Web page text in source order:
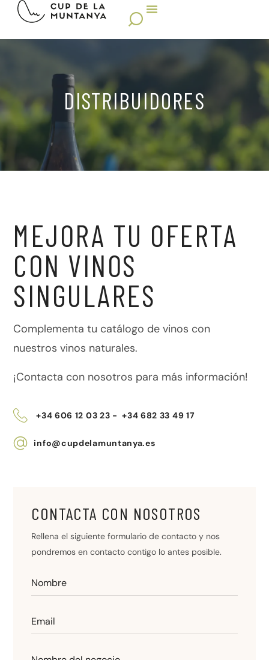
DISTRIBUIDORES
MEJORA TU OFERTA
CON VINOS
SINGULARES
Complementa tu catálogo de vinos con
nuestros vinos naturales.
¡Contacta con nosotros para más información!
+34 606 12 03 23 - +34 682 33 49 17
info@cupdelamuntanya.es
CONTACTA CON NOSOTROS
Rellena el siguiente formulario de contacto y nos
pondremos en contacto contigo lo antes posible.